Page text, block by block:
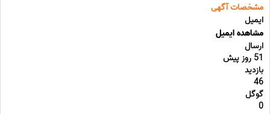
مشخصات آگهی
ایمیل
مشاهده ایمیل
ارسال
51 روز پیش
بازدید
46
گوگل
0